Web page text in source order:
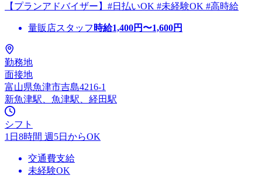
【プランアドバイザー】#日払いOK #未経験OK #高時給
量販店スタッフ 時給1,400円〜1,600円
勤務地
面接地
富山県魚津市吉島4216-1
新魚津駅、魚津駅、経田駅
シフト
1日8時間 週5日からOK
交通費支給
未経験OK